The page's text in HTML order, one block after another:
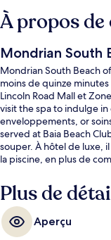
À propos
Mondrian South
Mondrian South Beach
moins de quinze
Lincoln Road Mall et
visit the spa to indulge in
enveloppements, or
served at Baia Beach
souper. À hôtel de luxe,
la piscine, en plus de
serviable sont des
Plus de
Aperçu